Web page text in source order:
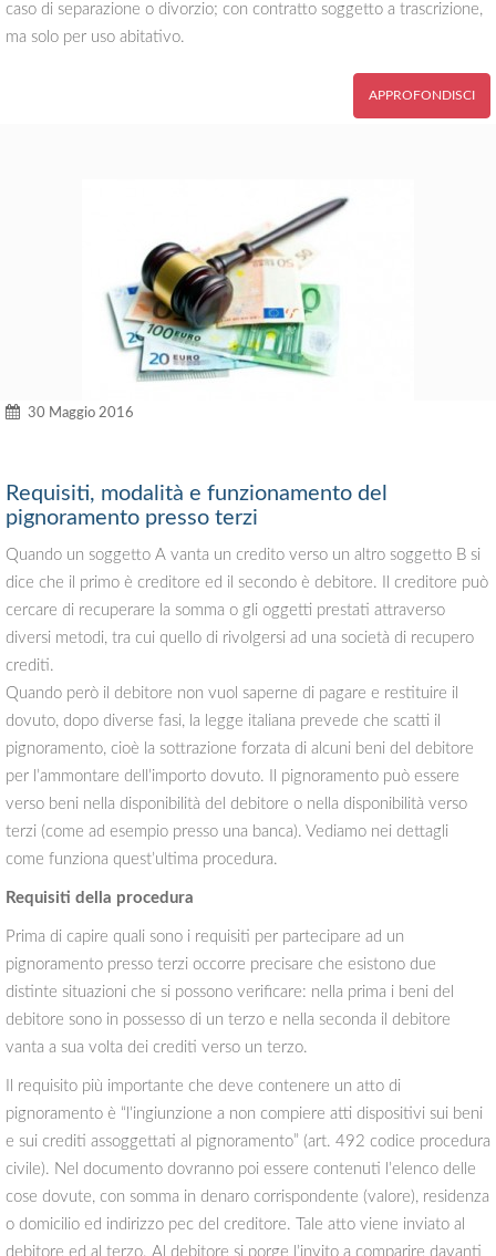
caso di separazione o divorzio; con contratto soggetto a trascrizione,
ma solo per uso abitativo.
APPROFONDISCI
30 Maggio 2016
Requisiti, modalità e funzionamento del
pignoramento presso terzi
Quando un soggetto A vanta un credito verso un altro soggetto B si
dice che il primo è creditore ed il secondo è debitore. Il creditore può
cercare di recuperare la somma o gli oggetti prestati attraverso
diversi metodi, tra cui quello di rivolgersi ad una società di recupero
crediti.
Quando però il debitore non vuol saperne di pagare e restituire il
dovuto, dopo diverse fasi, la legge italiana prevede che scatti il
pignoramento, cioè la sottrazione forzata di alcuni beni del debitore
per l’ammontare dell’importo dovuto. Il pignoramento può essere
verso beni nella disponibilità del debitore o nella disponibilità verso
terzi (come ad esempio presso una banca). Vediamo nei dettagli
come funziona quest’ultima procedura.
Requisiti della procedura
Prima di capire quali sono i requisiti per partecipare ad un
pignoramento presso terzi occorre precisare che esistono due
distinte situazioni che si possono verificare: nella prima i beni del
debitore sono in possesso di un terzo e nella seconda il debitore
vanta a sua volta dei crediti verso un terzo.
Il requisito più importante che deve contenere un atto di
pignoramento è “l’ingiunzione a non compiere atti dispositivi sui beni
e sui crediti assoggettati al pignoramento” (art. 492 codice procedura
civile). Nel documento dovranno poi essere contenuti l’elenco delle
cose dovute, con somma in denaro corrispondente (valore), residenza
o domicilio ed indirizzo pec del creditore. Tale atto viene inviato al
debitore ed al terzo. Al debitore si porge l’invito a comparire davanti